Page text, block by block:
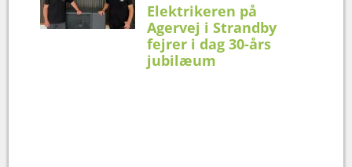
Elektrikeren på
Agervej i Strandby
fejrer i dag 30-års
jubilæum